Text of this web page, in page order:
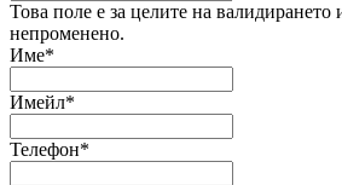
Това поле е за целите на валидирането
непроменено.
Име*
Имейл*
Телефон*